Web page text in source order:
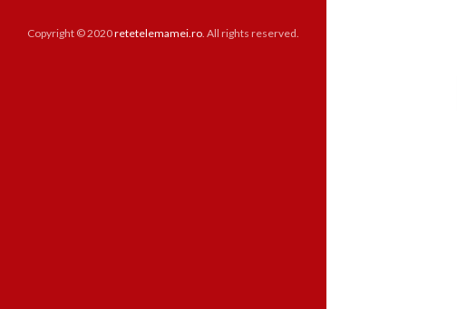
Copyright © 2020retetelemamei.ro. All rights reserved.